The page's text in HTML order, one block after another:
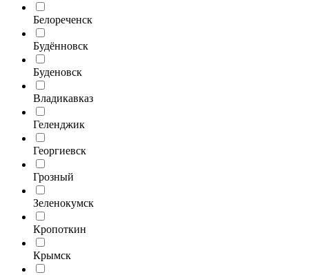
Белореченск
Будённовск
Буденовск
Владикавказ
Геленджик
Георгиевск
Грозный
Зеленокумск
Кропоткин
Крымск